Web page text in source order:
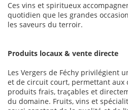
Ces vins et spiritueux
quotidien que les grandes
les saveurs du terroir.
Produits locaux & vente directe
Les Vergers de Féchy privilégient
et de circuit court, permettant aux
produits frais, traçables et
du domaine. Fruits, vins et